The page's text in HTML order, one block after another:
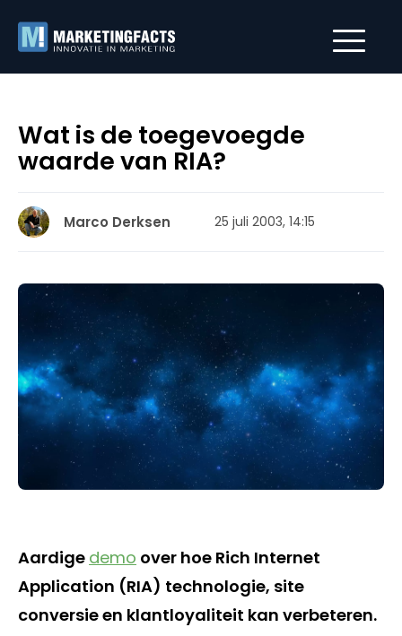
Wat is de toegevoegde
waarde van RIA?
Marco Derksen 25 juli 2003, 14:15
Aardige demo over hoe Rich Internet
Application (RIA) technologie, site
conversie en klantloyaliteit kan verbeteren.